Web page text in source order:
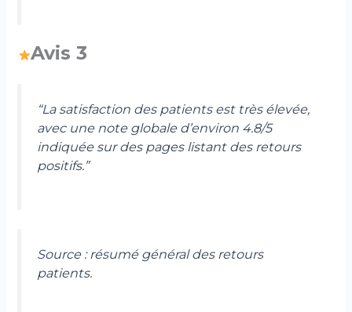
Avis 3
“La satisfaction des patients est très élevée,
avec une note globale d’environ 4.8/5
indiquée sur des pages listant des retours
positifs.”
Source : résumé général des retours
patients.